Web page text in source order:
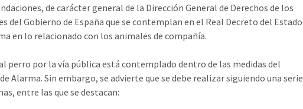
de carácter general de la Dirección General de Derechos de los
del Gobierno de España que se contemplan en el Real Decreto del Estado
en lo relacionado con los animales de compañía.
perro por la vía pública está contemplado dentro de las medidas del
Alarma. Sin embargo, se advierte que se debe realizar siguiendo una serie
entre las que se destacan: